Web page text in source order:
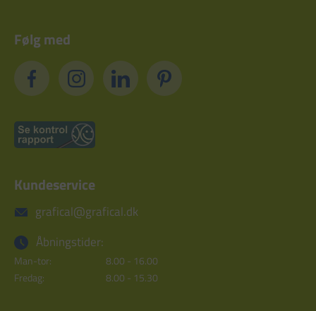
Følg med
Kundeservice
grafical@grafical.dk
Åbningstider:
Man-tor:
8.00 - 16.00
Fredag:
8.00 - 15.30